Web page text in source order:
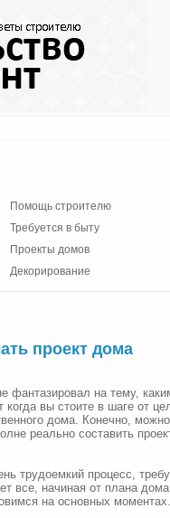
Помощь строителю
Требуется в быту
Проекты домов
Декорирование
проект дома
фантазировал на тему,
вы стоите в шаге от
дома. Конечно,
реально составить
трудоемкий процесс,
все, начиная от плана
на основных моментах.